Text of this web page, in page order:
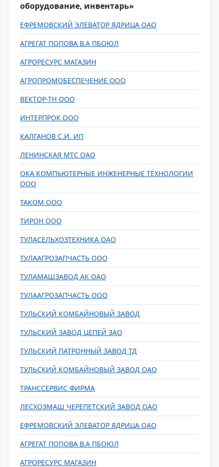
оборудование, инвентарь»
ЕФРЕМОВСКИЙ ЭЛЕВАТОР ЯДРИЦА ОАО
АГРЕГАТ ПОПОВА В.А ПБОЮЛ
АГРОРЕСУРС МАГАЗИН
АГРОПРОМОБЕСПЕЧЕНИЕ ООО
ВЕКТОР-ТН ООО
ИНТЕРПРОК ООО
КАЛГАНОВ С.И. ИП
ЛЕНИНСКАЯ МТС ОАО
ОКА КОМПЬЮТЕРНЫЕ ИНЖЕНЕРНЫЕ ТЕХНОЛОГИИ
ООО
ТАКОМ ООО
ТИРОН ООО
ТУЛАСЕЛЬХОЗТЕХНИКА ОАО
ТУЛААГРОЗАПЧАСТЬ ООО
ТУЛАМАШЗАВОД АК ОАО
ТУЛААГРОЗАПЧАСТЬ ООО
ТУЛЬСКИЙ КОМБАЙНОВЫЙ ЗАВОД
ТУЛЬСКИЙ ЗАВОД ЦЕПЕЙ ЗАО
ТУЛЬСКИЙ ПАТРОННЫЙ ЗАВОД ТД
ТУЛЬСКИЙ КОМБАЙНОВЫЙ ЗАВОД ОАО
ТРАНССЕРВИС ФИРМА
ЛЕСХОЗМАШ ЧЕРЕПЕТСКИЙ ЗАВОД ОАО
ЕФРЕМОВСКИЙ ЭЛЕВАТОР ЯДРИЦА ОАО
АГРЕГАТ ПОПОВА В.А ПБОЮЛ
АГРОРЕСУРС МАГАЗИН